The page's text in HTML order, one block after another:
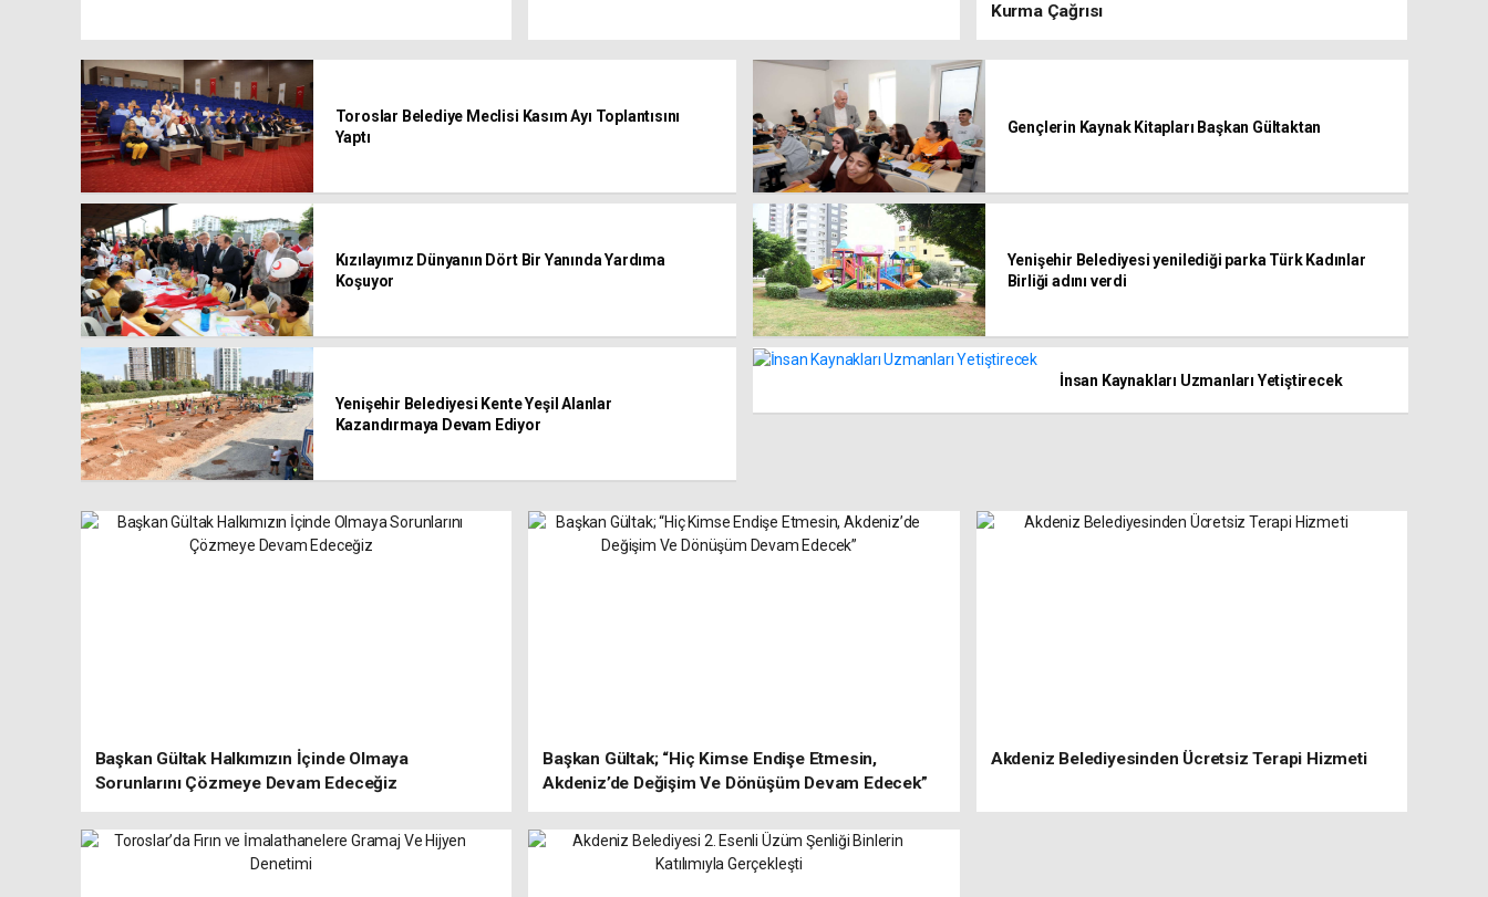
Kurma Çağrısı
Toroslar Belediye Meclisi Kasım Ayı Toplantısını
Yaptı
Gençlerin Kaynak Kitapları Başkan Gültaktan
Kızılayımız Dünyanın Dört Bir Yanında Yardıma
Koşuyor
Yenişehir Belediyesi yenilediği parka Türk Kadınlar
Birliği adını verdi
Yenişehir Belediyesi Kente Yeşil Alanlar
Kazandırmaya Devam Ediyor
İnsan Kaynakları Uzmanları Yetiştirecek
Başkan Gültak Halkımızın İçinde Olmaya
Sorunlarını Çözmeye Devam Edeceğiz
Başkan Gültak; “Hiç Kimse Endişe Etmesin,
Akdeniz’de Değişim Ve Dönüşüm Devam Edecek”
Akdeniz Belediyesinden Ücretsiz Terapi Hizmeti